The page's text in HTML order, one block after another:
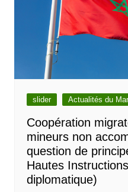
slider Actualités du
Coopération
mineurs non
question de
Hautes
diplomatique)